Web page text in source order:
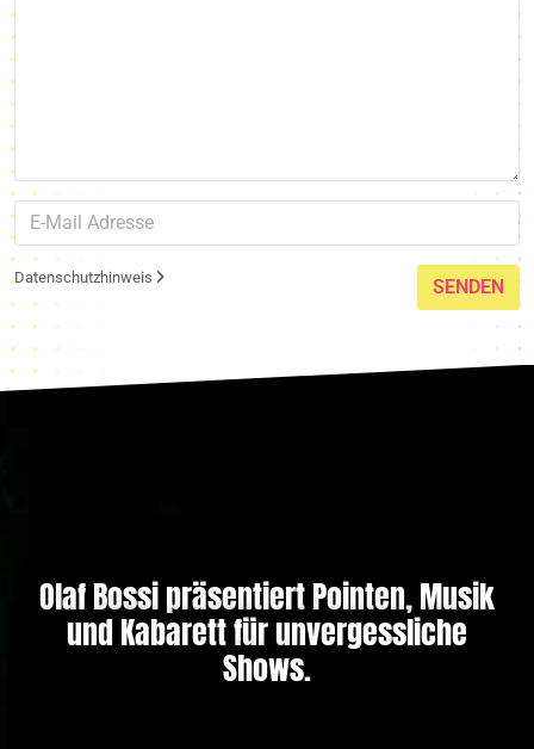
Datenschutzhinweis SENDEN
Olaf Bossi präsentiert Pointen, Musik
und Kabarett für unvergessliche
Shows.